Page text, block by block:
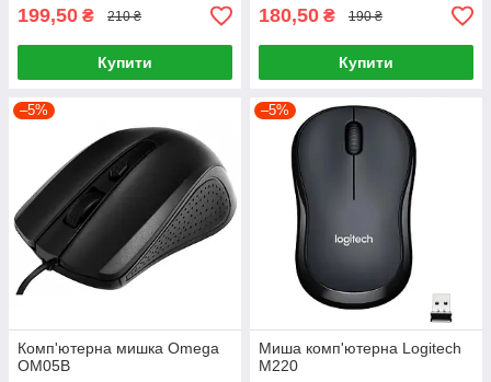
199,50 ₴ 210 ₴
Купити
180,50 ₴ 190 ₴
Купити
–5%
Комп'ютерна мишка Omega
OM05B
–5%
Миша комп'ютерна Logitech
M220